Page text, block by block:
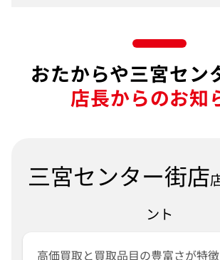
おたからや三宮セン
店長からのお知
三宮センター街店
ント
高価買取と買取品目の豊富さが特